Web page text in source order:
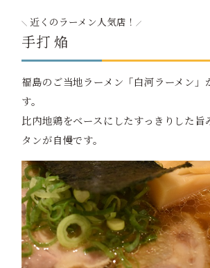
近くのラーメン人気店！
手打 焔
福島のご当地ラーメン「白河ラーメン」
す。
比内地鶏をベースにしたすっきりした旨
タンが自慢です。